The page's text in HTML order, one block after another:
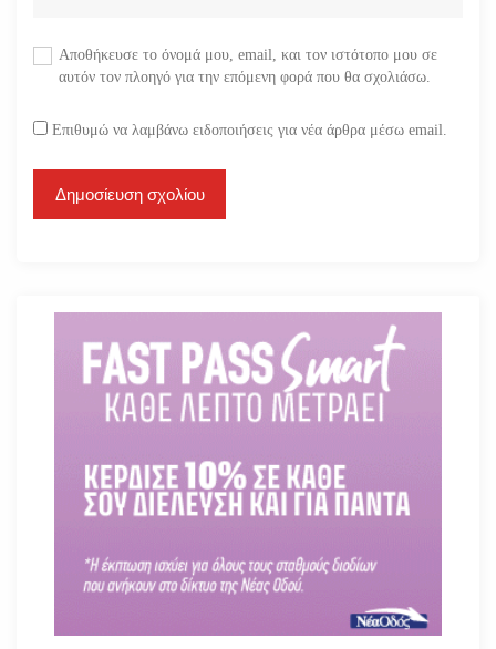
Αποθήκευσε το όνομά μου, email, και τον ιστότοπο μου σε
αυτόν τον πλοηγό για την επόμενη φορά που θα σχολιάσω.
Επιθυμώ να λαμβάνω ειδοποιήσεις για νέα άρθρα μέσω email.